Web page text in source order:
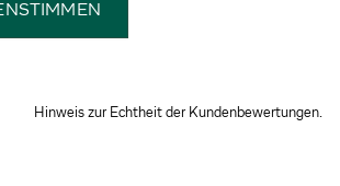
Hinweis zur Echtheit der Kundenbewertungen.